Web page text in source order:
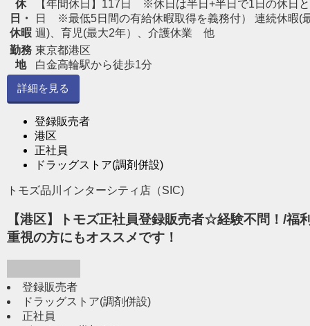
休
日・
休暇
【年間休日】117日 ※休日は半日+半日で1日の休日
日 ※最低5日間の有給休暇取得を義務付） 連続休暇(
週)、育児(最大2年）、介護休業 他
勤務
地
東京都港区
白金高輪駅から徒歩1分
詳細を見る
登録販売者
港区
正社員
ドラッグストア(調剤併設)
トモズ品川インターシティ店（SIC)
【港区】トモズ正社員登録販売者☆経験不問！/
重視の方にもオススメです！
登録販売者
ドラッグストア(調剤併設)
正社員